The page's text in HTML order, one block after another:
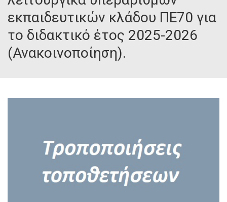
εκπαιδευτικών κλάδου ΠΕ70 για
το διδακτικό έτος 2025-2026
(Ανακοινοποίηση).